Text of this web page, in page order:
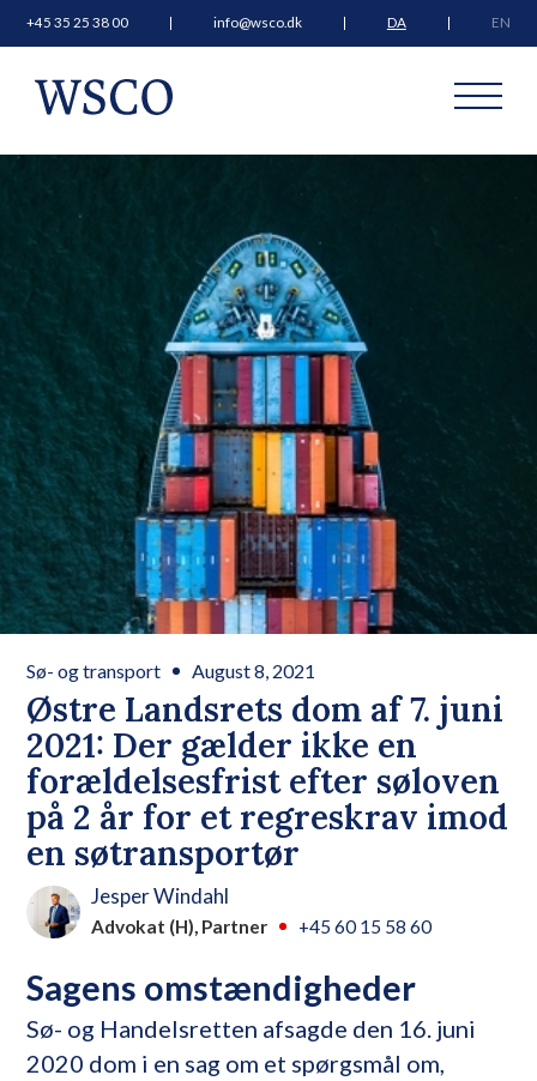
+45 35 25 38 00 info@wsco.dk DA EN
Østre Landsrets dom af 7. juni
2021: Der gælder ikke en
forældelsesfrist efter søloven
på 2 år for et regreskrav imod
en søtransportør
Sø- og transport August 8, 2021
Jesper Windahl
Advokat (H), Partner +45 60 15 58 60
Sagens omstændigheder
Sø- og Handelsretten afsagde den 16. juni
2020 dom i en sag om et spørgsmål om,